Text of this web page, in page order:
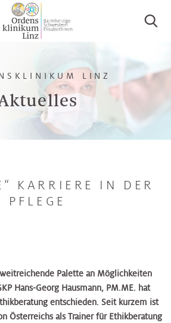
LINZ
KARRIERE IN DER
PFLEGE
Palette an Möglichkeiten
Hans-Georg Hausmann, PM.ME. hat
entschieden. Seit kurzem ist
Österreichs als Trainer für Ethikberatung